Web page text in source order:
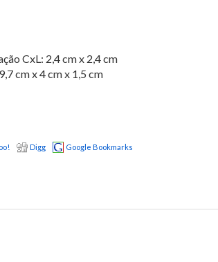
CxL: 2,4 cm x 2,4 cm
cm x 4 cm x 1,5 cm
Digg Google Bookmarks